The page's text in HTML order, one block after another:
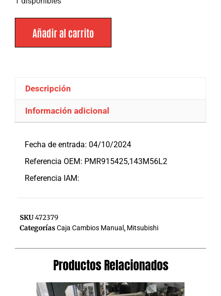
Añadir al carrito
Descripción
Información adicional
Fecha de entrada: 04/10/2024
Referencia OEM: PMR915425,143M56L2
Referencia IAM:
SKU472379
CategoríasCaja Cambios Manual , Mitsubishi
Productos Relacionados